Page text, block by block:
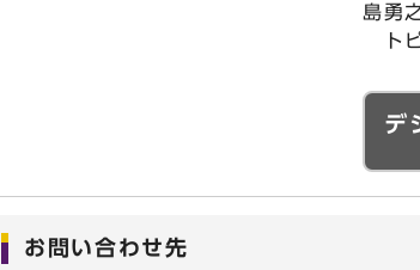
島勇
トピ
デ
お問い合わせ先